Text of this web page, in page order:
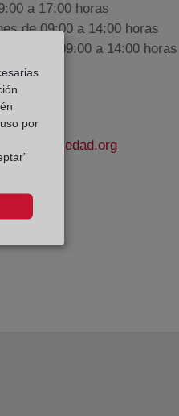
a 17:00 horas
de 09:00 a 14:00 horas
de 09:00 a 14:00 horas
Romero
Datos:
por